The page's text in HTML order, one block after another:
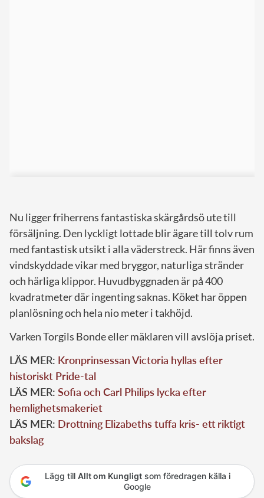
Nu ligger friherrens fantastiska skärgårdsö ute till
försäljning. Den lyckligt lottade blir ägare till tolv rum
med fantastisk utsikt i alla väderstreck. Här finns även
vindskyddade vikar med bryggor, naturliga stränder
och härliga klippor. Huvudbyggnaden är på 400
kvadratmeter där ingenting saknas. Köket har öppen
planlösning och hela nio meter i takhöjd.
Varken Torgils Bonde eller mäklaren vill avslöja priset.
LÄS MER: Kronprinsessan Victoria hyllas efter
historiskt Pride-tal
LÄS MER: Sofia och Carl Philips lycka efter
hemlighetsmakeriet
LÄS MER: Drottning Elizabeths tuffa kris- ett riktigt
bakslag
Lägg till Allt om Kungligtsom föredragen källa i
Google